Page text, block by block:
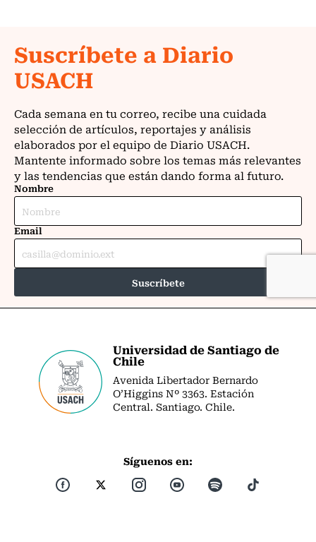
Universidad de Santiago de
Chile
Avenida Libertador Bernardo
O’Higgins Nº 3363. Estación
Central. Santiago. Chile.
Síguenos en: